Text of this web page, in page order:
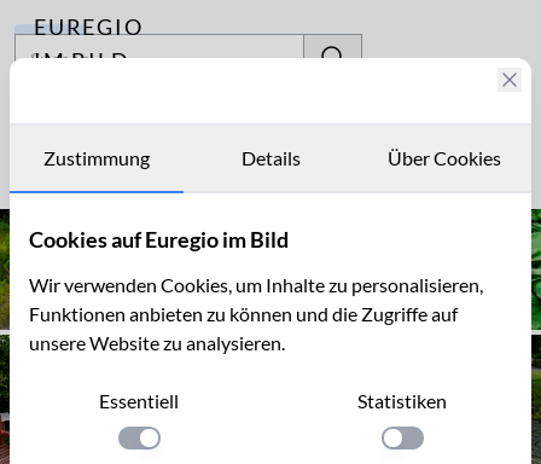
EUREGIO
IM BILD
Archiv
Kontakt
Archiv
Zustimmung Details Über Cookies
Cookies auf Euregio im Bild
Wir verwenden Cookies, um Inhalte zu personalisieren,
Funktionen anbieten zu können und die Zugriffe auf
unsere Website zu analysieren.
Essentiell
Einstellung anwenden
Statistiken
Einstellung